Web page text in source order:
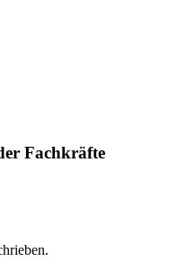
Fachkräfte